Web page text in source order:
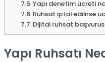
Yapı denetim ücreti
Ruhsat iptal edilirse
Dijital ruhsat
Yapı Ruhsatı